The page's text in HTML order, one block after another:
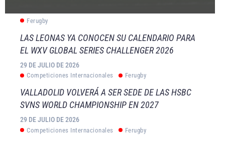
Ferugby
LAS LEONAS YA CONOCEN SU CALENDARIO PARA
EL WXV GLOBAL SERIES CHALLENGER 2026
29 DE JULIO DE 2026
Competiciones Internacionales Ferugby
VALLADOLID VOLVERÁ A SER SEDE DE LAS HSBC
SVNS WORLD CHAMPIONSHIP EN 2027
29 DE JULIO DE 2026
Competiciones Internacionales Ferugby